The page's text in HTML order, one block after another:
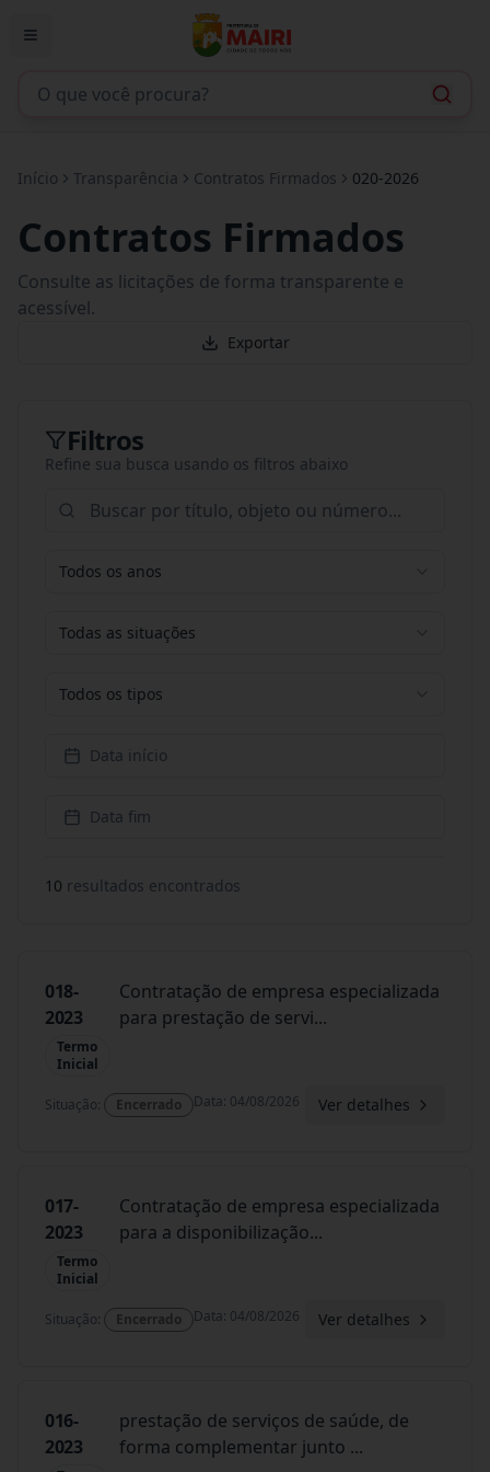
Início Transparência Contratos Firmados 020-2026
Contratos Firmados
Consulte as licitações de forma transparente e
acessível.
Exportar
Filtros
Refine sua busca usando os filtros abaixo
Todos os anos
Todas as situações
Todos os tipos
Data início
Data fim
10 resultados encontrados
018-
2023
Termo
Inicial
Contratação de empresa especializada
para prestação de servi...
Situação: Encerrado Data: 04/08/2026 Ver detalhes
017-
2023
Termo
Inicial
Contratação de empresa especializada
para a disponibilização...
Situação: Encerrado Data: 04/08/2026 Ver detalhes
016-
2023
prestação de serviços de saúde, de
forma complementar junto ...